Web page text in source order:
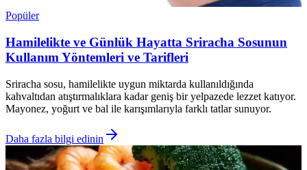
Popüler
Hamilelikte ve Günlük Hayatta Sriracha Sosunun
Kullanım Yöntemleri ve Tarifleri
Sriracha sosu, hamilelikte uygun miktarda kullanıldığında
kahvaltıdan atıştırmalıklara kadar geniş bir yelpazede lezzet katıyor.
Mayonez, yoğurt ve bal ile karışımlarıyla farklı tatlar sunuyor.
Daha fazla bilgi edinin